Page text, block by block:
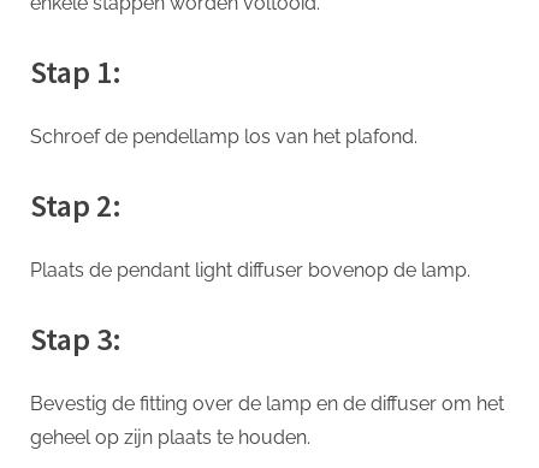
Stap 1:
Schroef de pendellamp los van het plafond.
Stap 2:
Plaats de pendant light diffuser bovenop de lamp.
Stap 3:
Bevestig de fitting over de lamp en de diffuser om het
geheel op zijn plaats te houden.